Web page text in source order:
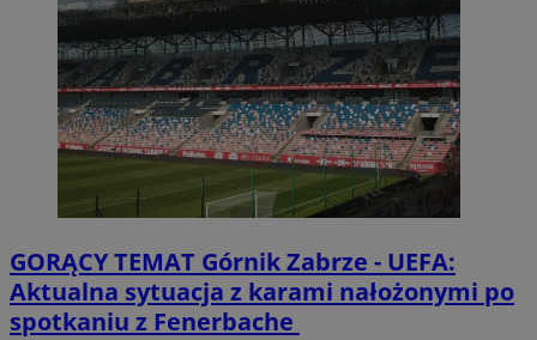
GORĄCY TEMAT Górnik Zabrze - UEFA:
Aktualna sytuacja z karami nałożonymi po
spotkaniu z Fenerbache